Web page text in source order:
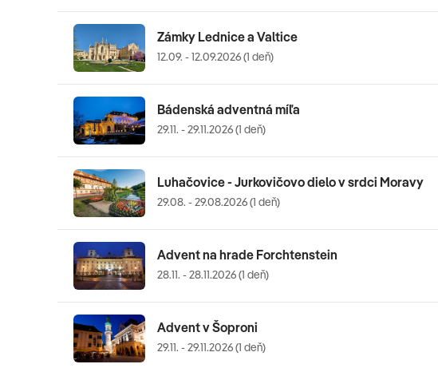
Zámky Lednice a Valtice
12.09. - 12.09.2026 (1 deň)
Bádenská adventná míľa
29.11. - 29.11.2026 (1 deň)
Luhačovice - Jurkovičovo dielo v srdci Moravy
29.08. - 29.08.2026 (1 deň)
Advent na hrade Forchtenstein
28.11. - 28.11.2026 (1 deň)
Advent v Šoproni
29.11. - 29.11.2026 (1 deň)